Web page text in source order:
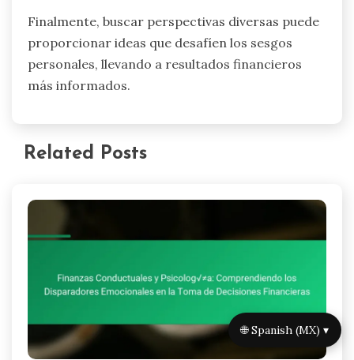
Finalmente, buscar perspectivas diversas puede
proporcionar ideas que desafíen los sesgos
personales, llevando a resultados financieros
más informados.
Related Posts
🌐 Spanish (MX) ▾